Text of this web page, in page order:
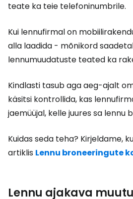
teate ka teie telefoninumbrile.
Kui lennufirmal on
alla laadida - mõnikord
lennumuudatuste teated ka
Kindlasti tasub aga aeg-ajalt
käsitsi kontrollida, kas
jaemüüjal, kelle juures sa lennu
Kuidas seda teha? Kirjeldame,
artiklis Lennu broneeringute
Lennu ajakava